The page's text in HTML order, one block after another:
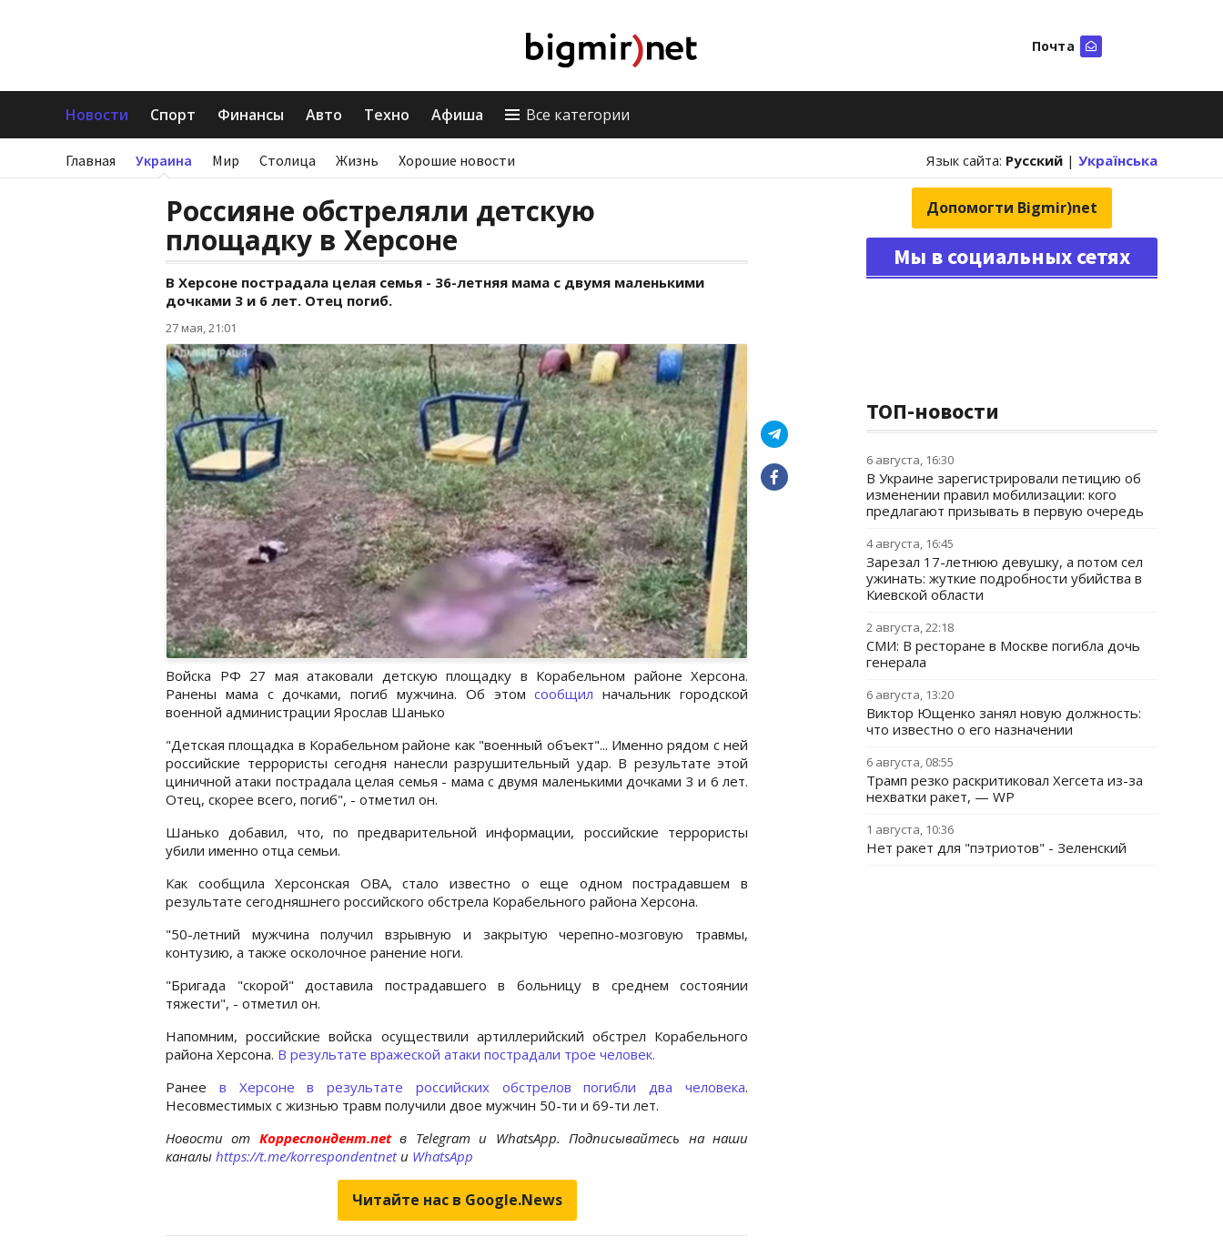
Почта
Новости Спорт Финансы Авто Техно Афиша Все категории
Главная Украина Мир Столица Жизнь Хорошие новости Язык сайта: Русский | Українська
Россияне обстреляли детскую
площадку в Херсоне
В Херсоне пострадала целая семья - 36-летняя мама с двумя маленькими
дочками 3 и 6 лет. Отец погиб.
27 мая, 21:01
Войска РФ 27 мая атаковали детскую площадку в Корабельном районе Херсона.
Ранены мама с дочками, погиб мужчина. Об этомсообщил начальник городской
военной администрации Ярослав Шанько
"Детская площадка в Корабельном районе как "военный объект"... Именно рядом с ней
российские террористы сегодня нанесли разрушительный удар. В результате этой
циничной атаки пострадала целая семья - мама с двумя маленькими дочками 3 и 6 лет.
Отец, скорее всего, погиб", - отметил он.
Шанько добавил, что, по предварительной информации, российские террористы
убили именно отца семьи.
Как сообщила Херсонская ОВА, стало известно о еще одном пострадавшем в
результате сегодняшнего российского обстрела Корабельного района Херсона.
"50-летний мужчина получил взрывную и закрытую черепно-мозговую травмы,
контузию, а также осколочное ранение ноги.
"Бригада "скорой" доставила пострадавшего в больницу в среднем состоянии
тяжести", - отметил он.
Напомним, российские войска осуществили артиллерийский обстрел Корабельного
района Херсона. В результате вражеской атаки пострадали трое человек.
Ранее в Херсоне в результате российских обстрелов погибли два человека.
Несовместимых с жизнью травм получили двое мужчин 50-ти и 69-ти лет.
Новости от Корреспондент.netв Telegram и WhatsApp. Подписывайтесь на наши
каналы https://t.me/korrespondentnetи WhatsApp
Читайте нас в Google.News
Допомогти Bigmir)net
Мы в социальных сетях
ТОП-новости
6 августа, 16:30
В Украине зарегистрировали петицию об
изменении правил мобилизации: кого
предлагают призывать в первую очередь
4 августа, 16:45
Зарезал 17-летнюю девушку, а потом сел
ужинать: жуткие подробности убийства в
Киевской области
2 августа, 22:18
СМИ: В ресторане в Москве погибла дочь
генерала
6 августа, 13:20
Виктор Ющенко занял новую должность:
что известно о его назначении
6 августа, 08:55
Трамп резко раскритиковал Хегсета из-за
нехватки ракет, — WP
1 августа, 10:36
Нет ракет для "пэтриотов" - Зеленский